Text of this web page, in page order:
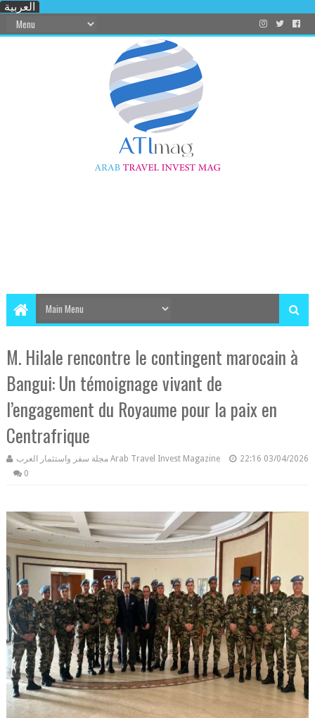
العربية
M. Hilale rencontre le contingent marocain à
Bangui: Un témoignage vivant de
l’engagement du Royaume pour la paix en
Centrafrique
مجلة سفر واستثمار العرب Arab Travel Invest Magazine 22:16 03/04/2026
0